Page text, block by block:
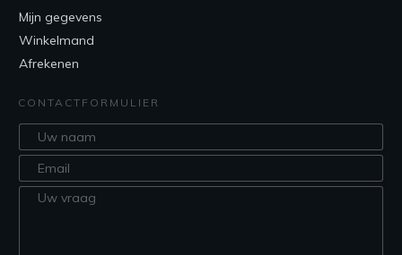
Mijn gegevens
Winkelmand
Afrekenen
CONTACTFORMULIER